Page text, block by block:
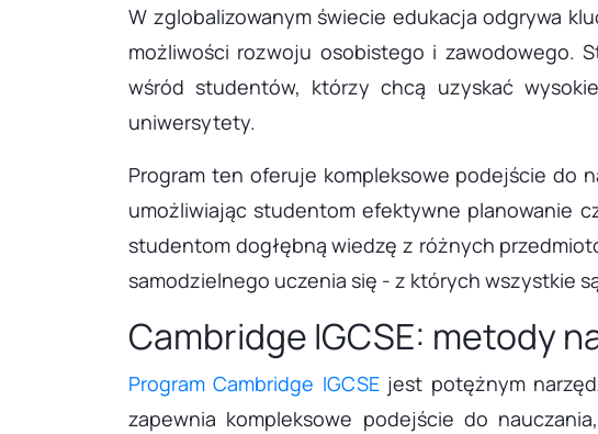
W zglobalizowanym świecie edukacja odgrywa
możliwości rozwoju osobistego i zawodowego.
wśród studentów, którzy chcą uzyskać
uniwersytety.
Program ten oferuje kompleksowe podejście do
umożliwiając studentom efektywne planowanie
studentom dogłębną wiedzę z różnych
samodzielnego uczenia się - z których wszystkie
Cambridge IGCSE: metody
Program Cambridge IGCSEjest potężnym
zapewnia kompleksowe podejście do